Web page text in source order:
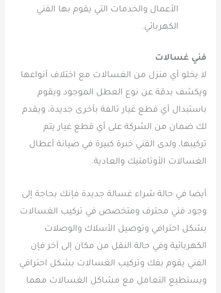
الأعمال والخدمات التي يقوم بها الفني
الكهربائي.
فني غسالات
لا يخلو أي منزل من الغسالات مع اختلاف أنواعها
ويكشف بدقة عن نوع العطل الموجود ويقوم
باستبدال أي قطع غيار تالفة بأخرى جديدة، ويقدم
لك ضمان من الشركة على أي قطع غيار يتم
تركيبها، ولدى الفني خبرة كبيرة في صيانة أعطال
الغسالات الأوتامتيك والعادية.
أيضا في حالة شراء غسالة جديدة فإنك بحاجة إلى
وجود فني محترف ومتخصص في تركيب الغسالات
بشكل احترافي وتوصيل الأسلاك والوصلات
الكهربائية وفي حالة النقل من مكان إلى آخر فإن
الفني يقوم بفك وتركيب الغسالات بشكل احترافي
ويستطيع التعامل مع مشاكل الغسالات مهما